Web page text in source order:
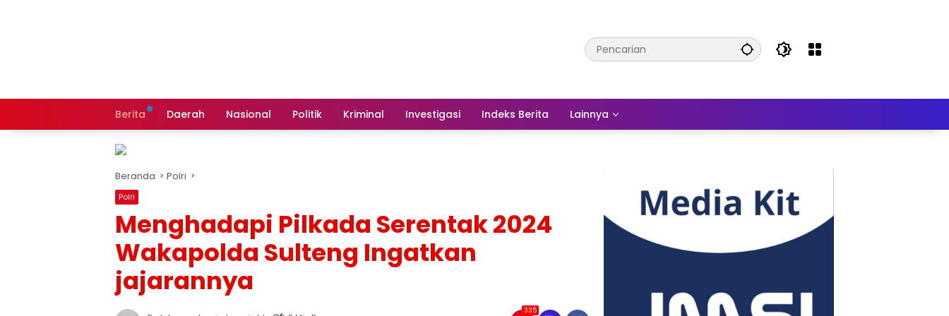
Berita Daerah Nasional Politik Kriminal Investigasi Indeks Berita Lainnya
Beranda Polri
Polri
Menghadapi Pilkada Serentak 2024
Wakapolda Sulteng Ingatkan
jajarannya
335